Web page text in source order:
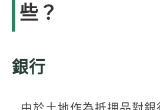
些？
銀行